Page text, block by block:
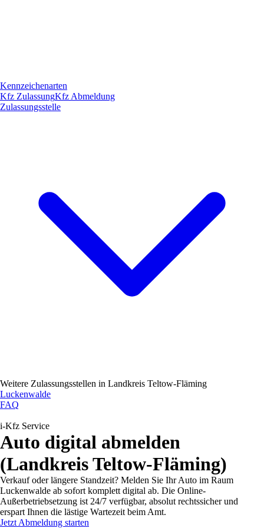
Kennzeichenarten
Kfz ZulassungKfz Abmeldung
Zulassungsstelle
Weitere Zulassungsstellen in Landkreis Teltow-Fläming
Luckenwalde
FAQ
i-Kfz Service
Auto digital abmelden
(Landkreis Teltow-Fläming)
Verkauf oder längere Standzeit? Melden Sie Ihr Auto im Raum
Luckenwalde ab sofort komplett digital ab. Die Online-
Außerbetriebsetzung ist 24/7 verfügbar, absolut rechtssicher und
erspart Ihnen die lästige Wartezeit beim Amt.
Jetzt Abmeldung starten